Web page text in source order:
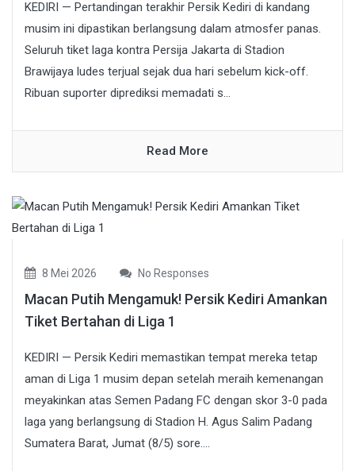
KEDIRI — Pertandingan terakhir Persik Kediri di kandang
musim ini dipastikan berlangsung dalam atmosfer panas.
Seluruh tiket laga kontra Persija Jakarta di Stadion
Brawijaya ludes terjual sejak dua hari sebelum kick-off.
Ribuan suporter diprediksi memadati s...
Read More
8 Mei 2026 No Responses
Macan Putih Mengamuk! Persik Kediri Amankan
Tiket Bertahan di Liga 1
KEDIRI — Persik Kediri memastikan tempat mereka tetap
aman di Liga 1 musim depan setelah meraih kemenangan
meyakinkan atas Semen Padang FC dengan skor 3-0 pada
laga yang berlangsung di Stadion H. Agus Salim Padang
Sumatera Barat, Jumat (8/5) sore....